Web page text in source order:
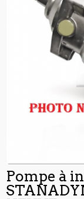
Pompe à